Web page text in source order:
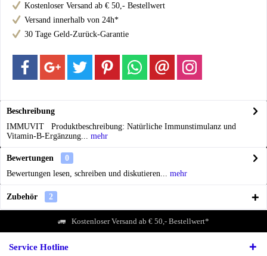
Kostenloser Versand ab € 50,- Bestellwert
Versand innerhalb von 24h*
30 Tage Geld-Zurück-Garantie
Beschreibung
IMMUVIT Produktbeschreibung: Natürliche Immunstimulanz und
Vitamin-B-Ergänzung...
mehr
Bewertungen
0
Bewertungen lesen, schreiben und diskutieren...
mehr
Zubehör 2
Kostenloser Versand ab € 50,- Bestellwert*
Service Hotline